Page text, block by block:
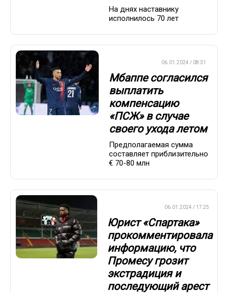
На днях наставнику
исполнилось 70 лет
06.01.2024 / 08:31
Мбаппе согласился
выплатить
компенсацию
«ПСЖ» в случае
своего ухода летом
Предполагаемая сумма
составляет приблизительно
€ 70-80 млн
06.01.2024 / 17:25
Юрист «Спартака»
прокомментировала
информацию, что
Промесу грозит
экстрадиция и
последующий арест